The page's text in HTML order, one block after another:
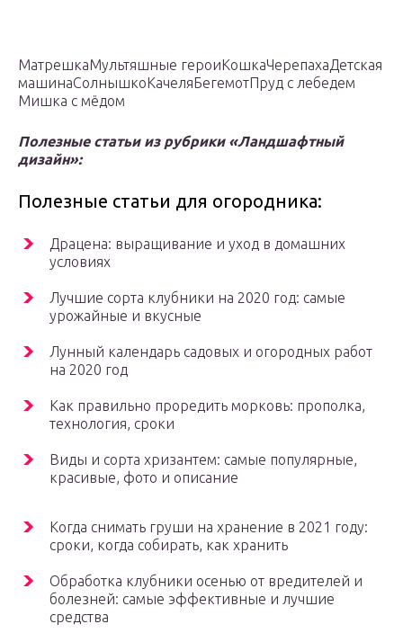
МатрешкаМультяшные героиКошкаЧерепахаДетская
машинаСолнышкоКачеляБегемотПруд с лебедем
Мишка с мёдом
Полезные статьи из рубрики «Ландшафтный
дизайн»:
Полезные статьи для огородника:
Драцена: выращивание и уход в домашних
условиях
Лучшие сорта клубники на 2020 год: самые
урожайные и вкусные
Лунный календарь садовых и огородных работ
на 2020 год
Как правильно проредить морковь: прополка,
технология, сроки
Виды и сорта хризантем: самые популярные,
красивые, фото и описание
Когда снимать груши на хранение в 2021 году:
сроки, когда собирать, как хранить
Обработка клубники осенью от вредителей и
болезней: самые эффективные и лучшие
средства